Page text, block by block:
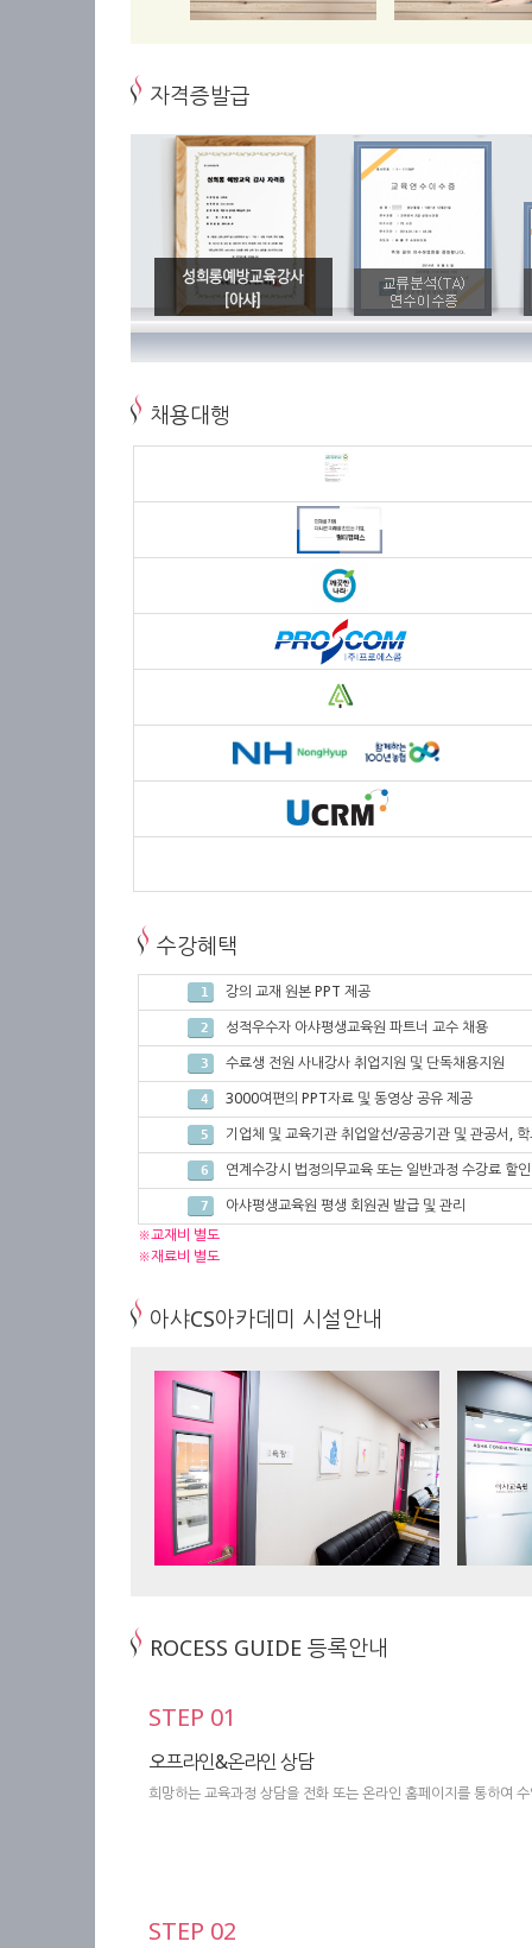
자격증발급
채용대행
수강혜택
1 강의 교재 원본 PPT 제공
2 성적우수자 아샤평생교육원 파트너 교수 채용
3 수료생 전원 사내강사 취업지원 및 단독채용지원
4 3000여편의 PPT자료 및 동영상 공유 제공
5 기업체 및 교육기관 취업알선/공공기관 및 관공서,
6 연계수강시 법정의무교육 또는 일반과정 수강료 할인
7
아샤평생교육원 평생 회원권 발급 및 관리
※교재비 별도
※재료비 별도
아샤CS아카데미 시설안내
ROCESS GUIDE 등록안내
STEP 01
오프라인&온라인 상담
희망하는 교육과정 상담을 전화 또는 온라인 홈페이지를 통하여
STEP 02